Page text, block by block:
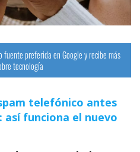
fuente preferida en Google y recibe más
tecnología
telefónico antes
funciona el nuevo